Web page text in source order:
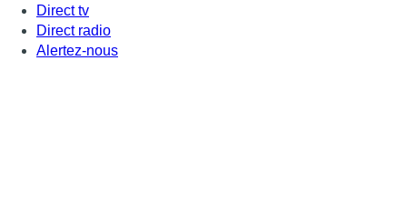
Direct tv
Direct radio
Alertez-nous